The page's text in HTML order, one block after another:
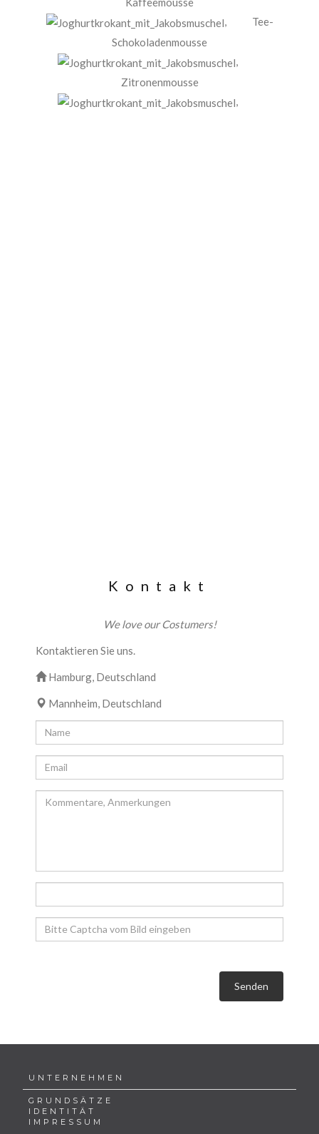
, Tee-
Schokoladenmousse
,
Zitronenmousse
,
Kontakt
We love our Costumers!
Kontaktieren Sie uns.
Hamburg, Deutschland
Mannheim, Deutschland
Senden
UNTERNEHMEN
GRUNDSÄTZE
IDENTITÄT
IMPRESSUM